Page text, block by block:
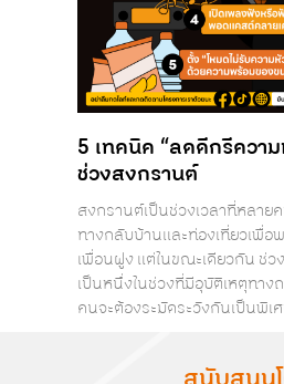
5 เทคนิค “ลดดีกรีควา
ช่วงสงกรานต์
สงกรานต์เป็นช่วงเวลาที่หลาย
ทางกลับบ้านและท่องเที่ยวเพื่อ
เพื่อนฝูง แต่ในขณะเดียวกัน ช่ว
เป็นหนึ่งในช่วงที่มีอุบัติเหตุทา
คนจะต้องระมัดระวังกันเป็นพิเ